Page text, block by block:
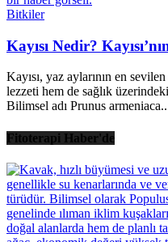
Bitkiler
Kayısı Nedir?
Kayısı, yaz aylarının en
lezzeti hem de sağlık
Bilimsel adı Prunus
Fitoterapi Haber'de